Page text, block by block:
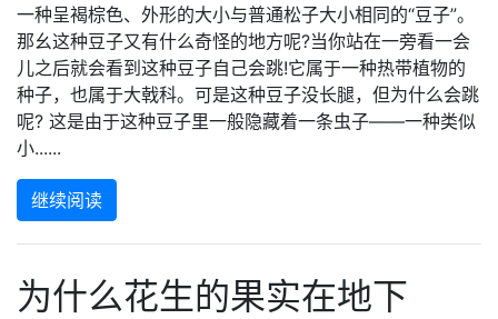
一种呈褐棕色、外形的大小与普通松子大小相同的“豆子”。
那幺这种豆子又有什么奇怪的地方呢?当你站在一旁看一会
儿之后就会看到这种豆子自己会跳!它属于一种热带植物的
种子，也属于大戟科。可是这种豆子没长腿，但为什么会跳
呢? 这是由于这种豆子里一般隐藏着一条虫子——一种类似
小......
继续阅读
为什么花生的果实在地下